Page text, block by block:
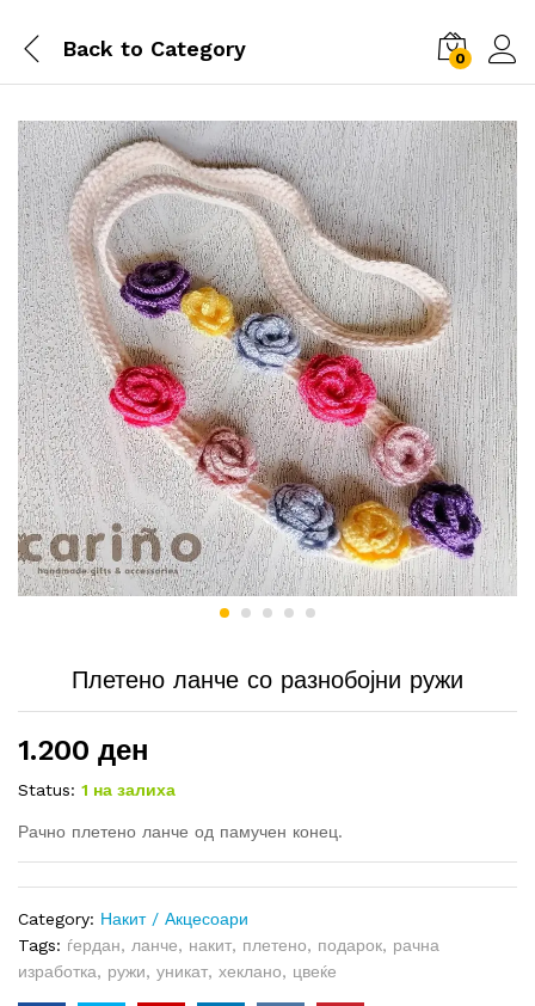
Back to Category 0
Плетено ланче со разнобојни ружи
1.200 ден
Status: 1 на залиха
Рачно плетено ланче од памучен конец.
Category: Накит / Акцесоари
Tags: ѓердан, ланче, накит, плетено, подарок, рачна
изработка, ружи, уникат, хеклано, цвеќе